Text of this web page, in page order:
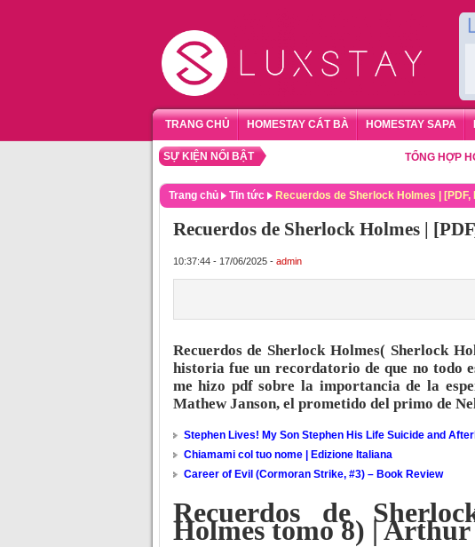
TRANG CHỦ HOMESTAY CÁT BÀ HOMESTAY SAPA
SỰ KIỆN NỔI BẬT TỔNG HỢP
Trang chủ Tin tức Recuerdos de Sherlock Holmes | [PDF,
Recuerdos de Sherlock Holmes |
10:37:44 - 17/06/2025 - admin
Recuerdos de Sherlock Holmes( Sherlock
historia fue un recordatorio de que no todo
me hizo pdf sobre la importancia de la
Mathew Janson, el prometido del primo de
Stephen Lives! My Son Stephen His Life Suicide and
Chiamami col tuo nome | Edizione Italiana
Career of Evil (Cormoran Strike, #3) – Book Review
Recuerdos de
Holmes tomo 8) |